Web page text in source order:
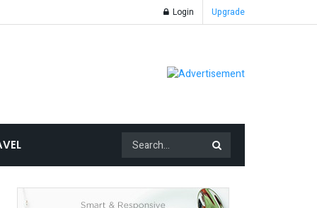
Login Upgrade